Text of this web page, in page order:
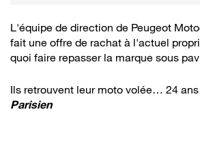
L'équipe de direction de Peugeot
fait une offre de rachat à l'actuel
quoi faire repasser la marque sous
Ils retrouvent leur moto volée… 24
Parisien